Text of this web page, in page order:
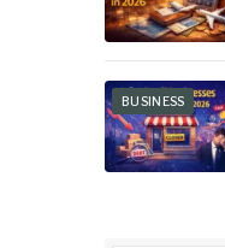
BUSINESS